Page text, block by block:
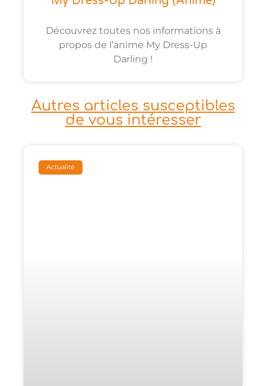
Découvrez toutes nos informations à
propos de l’anime My Dress-Up
Darling !
Autres articles susceptibles
de vous intéresser
Actualité